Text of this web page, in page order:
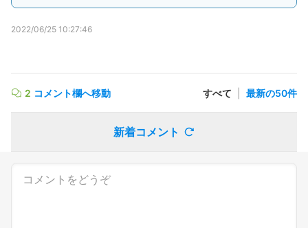
2022/06/25 10:27:46
2 コメント欄へ移動 すべて 最新の50件
新着コメント